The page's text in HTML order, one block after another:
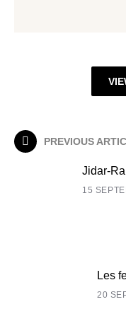
PREVIOUS
Jidar-
15
Les
20